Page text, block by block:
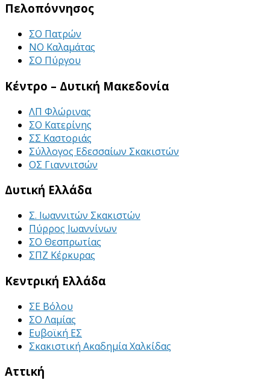
Πελοπόννησος
ΣΟ Πατρών
ΝΟ Καλαμάτας
ΣΟ Πύργου
Κέντρο – Δυτική Μακεδονία
ΛΠ Φλώρινας
ΣΟ Κατερίνης
ΣΣ Καστοριάς
Σύλλογος Εδεσσαίων Σκακιστών
ΟΣ Γιαννιτσών
Δυτική Ελλάδα
Σ. Ιωαννιτών Σκακιστών
Πύρρος Ιωαννίνων
ΣΟ Θεσπρωτίας
ΣΠΖ Κέρκυρας
Κεντρική Ελλάδα
ΣΕ Βόλου
ΣΟ Λαμίας
Ευβοϊκή ΕΣ
Σκακιστική Ακαδημία Χαλκίδας
Αττική